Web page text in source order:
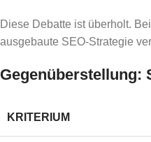
Diese Debatte ist überholt.
ausgebaute SEO-Strategie
Gegenüberstellung:
KRITERIUM